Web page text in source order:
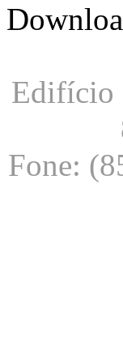
Edifício
Fone: